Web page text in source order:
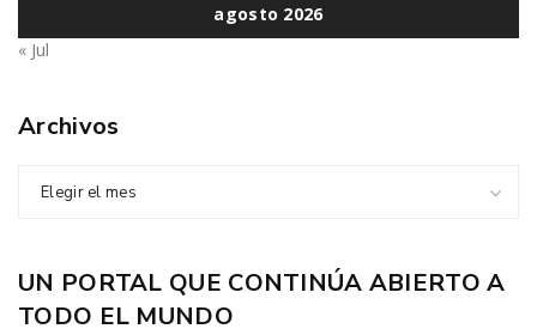
agosto 2026
« Jul
Archivos
Elegir el mes
UN PORTAL QUE CONTINÚA ABIERTO A
TODO EL MUNDO